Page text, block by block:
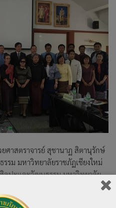
ศาสตราจารย์ สุชานาฏ สิตานุรักษ์
รม มหาวิทยาลัยราชภัฏเชียงใหม่
ลปะและวัฒนธรรม มหาวิทยาลัย
านคร